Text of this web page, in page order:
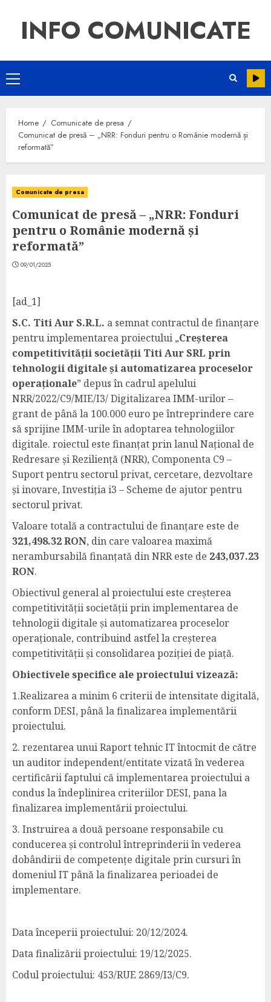
INFO COMUNICATE
Home
Comunicate de presa
Comunicat de presă – „NRR: Fonduri pentru o Românie modernă și
reformată”
Comunicate de presa
Comunicat de presă – „NRR: Fonduri
pentru o Românie modernă și
reformată”
09/01/2025
[ad_1]
S.C. Titi Aur S.R.L. a semnat contractul de finanțare
pentru implementarea proiectului „Creșterea
competitivității societății Titi Aur SRL prin
tehnologii digitale și automatizarea proceselor
operaționale” depus în cadrul apelului
NRR/2022/C9/MIE/I3/ Digitalizarea IMM-urilor –
grant de până la 100.000 euro pe întreprindere care
să sprijine IMM-urile în adoptarea tehnologiilor
digitale. roiectul este finanțat prin lanul Național de
Redresare și Reziliență (NRR), Componenta C9 –
Suport pentru sectorul privat, cercetare, dezvoltare
și inovare, Investiția i3 – Scheme de ajutor pentru
sectorul privat​.
Valoare totală a contractului de finanțare este de
321,498.32 RON, din care valoarea maximă
nerambursabilă finanțată din NRR este de 243,037.23
RON.
Obiectivul general al proiectului este creșterea
competitivității societății prin implementarea de
tehnologii digitale și automatizarea proceselor
operaționale, contribuind astfel la creșterea
competitivității și consolidarea poziției de piață.
Obiectivele specifice ale proiectului vizează:
1.Realizarea a minim 6 criterii de intensitate digitală,
conform DESI, până la finalizarea implementării
proiectului.
2. rezentarea unui Raport tehnic IT întocmit de către
un auditor independent/entitate vizată în vederea
certificării faptului că implementarea proiectului a
condus la îndeplinirea criteriilor DESI, pana la
finalizarea implementării proiectului.
3. Instruirea a două persoane responsabile cu
conducerea și controlul întreprinderii în vederea
dobândirii de competențe digitale prin cursuri în
domeniul IT până la finalizarea perioadei de
implementare.
Data începerii proiectului: 20/12/2024.
Data finalizării proiectului: 19/12/2025.
Codul proiectului: 453/RUE 2869/I3/C9.